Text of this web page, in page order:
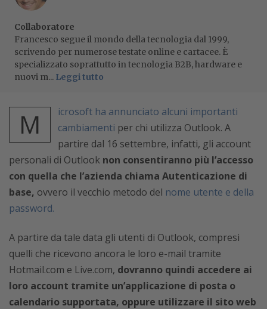
Collaboratore
Francesco segue il mondo della tecnologia dal 1999,
scrivendo per numerose testate online e cartacee. È
specializzato soprattutto in tecnologia B2B, hardware e
nuovi m... Leggi tutto
M
icrosoft ha annunciato alcuni importanti
cambiamenti per chi utilizza Outlook. A
partire dal 16 settembre, infatti, gli account
personali di Outlook non consentiranno più l’accesso
con quella che l’azienda chiama Autenticazione di
base, ovvero il vecchio metodo del nome utente e della
password.
A partire da tale data gli utenti di Outlook, compresi
quelli che ricevono ancora le loro e-mail tramite
Hotmail.com e Live.com, dovranno quindi accedere ai
loro account tramite un’applicazione di posta o
calendario supportata, oppure utilizzare il sito web